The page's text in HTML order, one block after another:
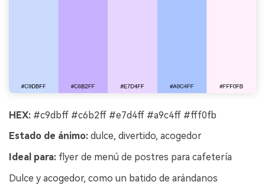
HEX: #c9dbff #c6b2ff #e7d4ff #a9c4ff #fff0fb
Estado de ánimo: dulce, divertido, acogedor
Ideal para: flyer de menú de postres para cafetería
Dulce y acogedor, como un batido de arándanos